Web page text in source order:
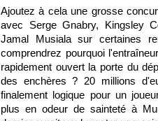
Ajoutez à cela une grosse
avec Serge Gnabry, Kingsley
Jamal Musiala sur certaines
comprendrez pourquoi
rapidement ouvert la porte du
des enchères ? 20 millions
finalement logique pour un
plus en odeur de sainteté à